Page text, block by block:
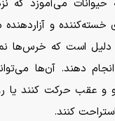
حیوانات می‌آموزد که
خسته‌کننده و
دلیل است که خرس‌ها
دهند. آن‌ها
و عقب حرکت کنند یا
کنند.